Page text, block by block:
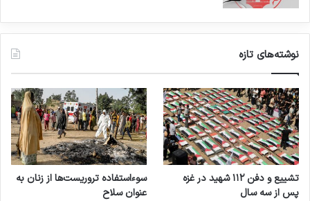
نوشته‌های تازه
تشییع و دفن ۱۱۲ شهید در غزه
پس از سه سال
سوءاستفاده تروریست‌ها از زنان به
عنوان سلاح